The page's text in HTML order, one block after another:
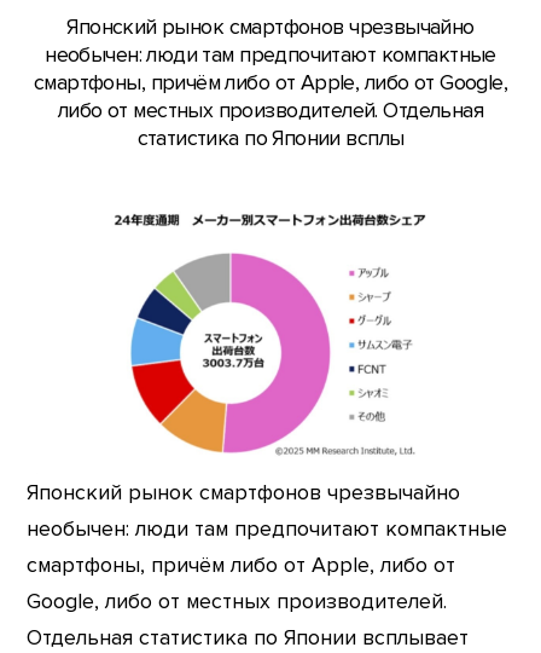
Японский рынок смартфонов чрезвычайно
необычен: люди там предпочитают компактные
смартфоны, причём либо от Apple, либо от Google,
либо от местных производителей. Отдельная
статистика по Японии всплы
Японский рынок смартфонов чрезвычайно
необычен: люди там предпочитают компактные
смартфоны, причём либо от Apple, либо от
Google, либо от местных производителей.
Отдельная статистика по Японии всплывает